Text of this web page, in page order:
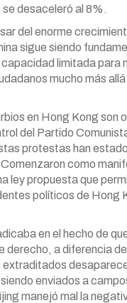
desaceleró al 8%.
del enorme
sigue siendo
limitada para
mucho más
en Hong Kong son
del Partido
protestas han
como
ley propuesta que
políticos de Hong
en el hecho de
derecho, a diferencia
extraditados
enviados a
manejó mal la